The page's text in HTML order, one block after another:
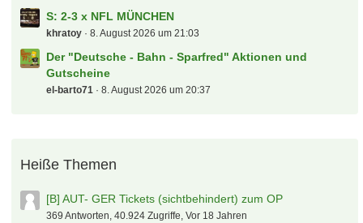
S: 2-3 x NFL MÜNCHEN
khratoy 8. August 2026 um 21:03
Der "Deutsche - Bahn - Sparfred" Aktionen und
Gutscheine
el-barto71 8. August 2026 um 20:37
Heiße Themen
[B] AUT- GER Tickets (sichtbehindert) zum OP
369 Antworten, 40.924 Zugriffe, Vor 18 Jahren